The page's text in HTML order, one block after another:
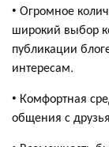
• Огромное
широкий выбор
публикации
интересам.
• Комфортная
общения с